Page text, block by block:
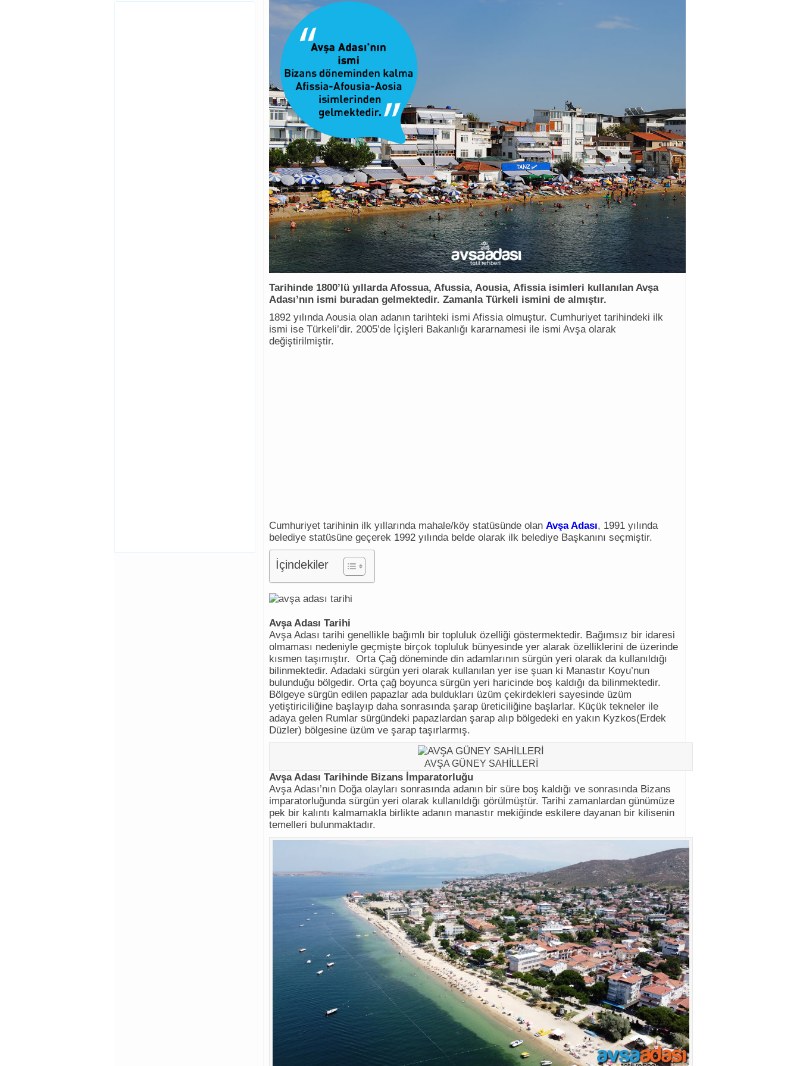
Tarihinde 1800’lü yıllarda Afossua, Afussia, Aousia, Afissia isimleri kullanılan Avşa
Adası’nın ismi buradan gelmektedir. Zamanla Türkeli ismini de almıştır.
1892 yılında Aousia olan adanın tarihteki ismi Afissia olmuştur. Cumhuriyet tarihindeki ilk
ismi ise Türkeli’dir. 2005’de İçişleri Bakanlığı kararnamesi ile ismi Avşa olarak
değiştirilmiştir.
Cumhuriyet tarihinin ilk yıllarında mahale/köy statüsünde olan Avşa Adası, 1991 yılında
belediye statüsüne geçerek 1992 yılında belde olarak ilk belediye Başkanını seçmiştir.
İçindekiler
Avşa Adası Tarihi
Avşa Adası tarihi genellikle bağımlı bir topluluk özelliği göstermektedir. Bağımsız bir idaresi
olmaması nedeniyle geçmişte birçok topluluk bünyesinde yer alarak özelliklerini de üzerinde
kısmen taşımıştır. Orta Çağ döneminde din adamlarının sürgün yeri olarak da kullanıldığı
bilinmektedir. Adadaki sürgün yeri olarak kullanılan yer ise şuan ki Manastır Koyu’nun
bulunduğu bölgedir. Orta çağ boyunca sürgün yeri haricinde boş kaldığı da bilinmektedir.
Bölgeye sürgün edilen papazlar ada buldukları üzüm çekirdekleri sayesinde üzüm
yetiştiriciliğine başlayıp daha sonrasında şarap üreticiliğine başlarlar. Küçük tekneler ile
adaya gelen Rumlar sürgündeki papazlardan şarap alıp bölgedeki en yakın Kyzkos(Erdek
Düzler) bölgesine üzüm ve şarap taşırlarmış.
AVŞA GÜNEY SAHİLLERİ
Avşa Adası Tarihinde Bizans İmparatorluğu
Avşa Adası’nın Doğa olayları sonrasında adanın bir süre boş kaldığı ve sonrasında Bizans
imparatorluğunda sürgün yeri olarak kullanıldığı görülmüştür. Tarihi zamanlardan günümüze
pek bir kalıntı kalmamakla birlikte adanın manastır mekiğinde eskilere dayanan bir kilisenin
temelleri bulunmaktadır.